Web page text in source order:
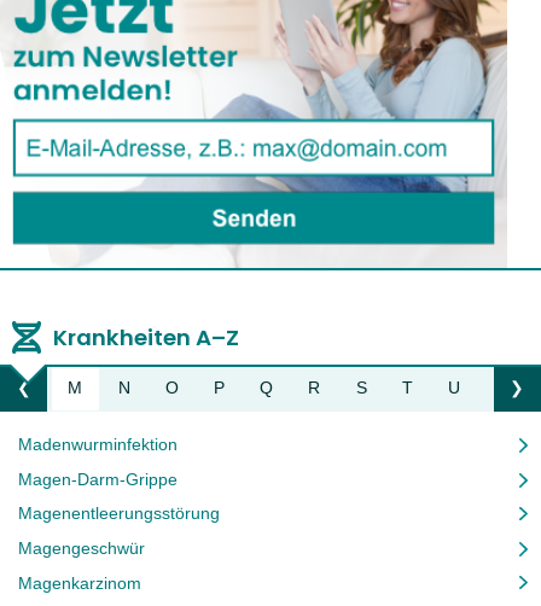
Krankheiten A–Z
❮Liste nach links bewegen
L M N O P Q R S T U ❯
Madenwurminfektion
Magen-Darm-Grippe
Magenentleerungsstörung
Magengeschwür
Magenkarzinom